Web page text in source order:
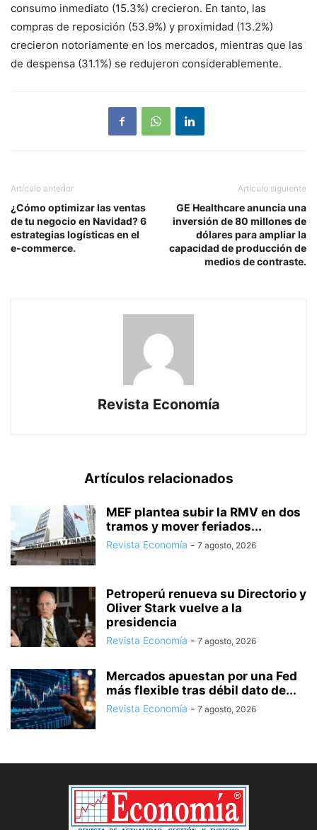
consumo inmediato (15.3%) crecieron. En tanto, las
compras de reposición (53.9%) y proximidad (13.2%)
crecieron notoriamente en los mercados, mientras que las
de despensa (31.1%) se redujeron considerablemente.
Artículo anterior
¿Cómo optimizar las ventas
de tu negocio en Navidad? 6
estrategias logísticas en el
e-commerce.
Artículo siguiente
GE Healthcare anuncia una
inversión de 80 millones de
dólares para ampliar la
capacidad de producción de
medios de contraste.
Revista Economía
Artículos relacionados
MEF plantea subir la RMV en dos
tramos y mover feriados...
Revista Economía - 7 agosto, 2026
Petroperú renueva su Directorio y
Oliver Stark vuelve a la
presidencia
Revista Economía - 7 agosto, 2026
Mercados apuestan por una Fed
más flexible tras débil dato de...
Revista Economía - 7 agosto, 2026